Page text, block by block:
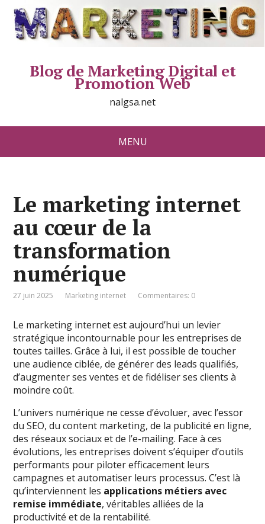
Blog de Marketing Digital et
Promotion Web
nalgsa.net
MENU
Le marketing internet
au cœur de la
transformation
numérique
27 juin 2025 Marketing internet Commentaires: 0
Le marketing internet est aujourd’hui un levier
stratégique incontournable pour les entreprises de
toutes tailles. Grâce à lui, il est possible de toucher
une audience ciblée, de générer des leads qualifiés,
d’augmenter ses ventes et de fidéliser ses clients à
moindre coût.
L’univers numérique ne cesse d’évoluer, avec l’essor
du SEO, du content marketing, de la publicité en ligne,
des réseaux sociaux et de l’e-mailing. Face à ces
évolutions, les entreprises doivent s’équiper d’outils
performants pour piloter efficacement leurs
campagnes et automatiser leurs processus. C’est là
qu’interviennent les applications métiers avec
remise immédiate, véritables alliées de la
productivité et de la rentabilité.